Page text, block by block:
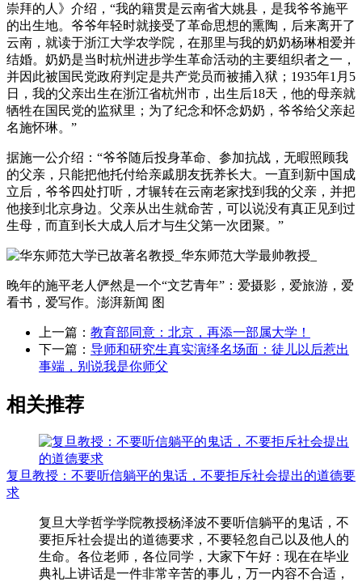
崇拜的人》介绍，“我的籍贯是云南省大姚县，是我爷爷施平
的出生地。爷爷年轻时就接受了革命思想的熏陶，后来离开了
云南，就读于浙江大学农学院，在那里与我的奶奶杨琳相爱并
结婚。奶奶是当时杭州进步学生革命活动的主要组织者之一，
并因此被国民党政府判定是共产党员而被捕入狱；1935年1月5
日，我的父亲出生在浙江省杭州市，出生后18天，他的母亲就
牺牲在国民党的监狱里；为了纪念和怀念奶奶，爷爷给父亲起
名施怀琳。”
据施一公介绍：“爷爷随后投身革命、参加抗战，无暇照顾我
的父亲，只能把他托付给亲戚朋友抚养长大。一直到新中国成
立后，爷爷四处打听，才辗转在云南老家找到我的父亲，并把
他接到北京身边。父亲从出生就命苦，可以说没有真正见到过
生母，而直到长大成人后才与生父第一次团聚。”
晚年的施平老人俨然是一个“文艺青年”：爱摄影，爱旅游，爱
看书，爱写作。澎湃新闻 图
上一篇： 教育部同意：北京，再添一部属大学！
下一篇： 导师和研究生真实演绎名场面：徒儿以后惹出
事端，别说我是你师父
相关推荐
复旦教授：不要听信躺平的鬼话，不要拒斥社会提出的道德要
求
复旦大学哲学学院教授杨泽波不要听信躺平的鬼话，不
要拒斥社会提出的道德要求，不要轻忽自己以及他人的
生命。各位老师，各位同学，大家下午好：现在在毕业
典礼上讲话是一件非常辛苦的事儿，万一内容不合适，